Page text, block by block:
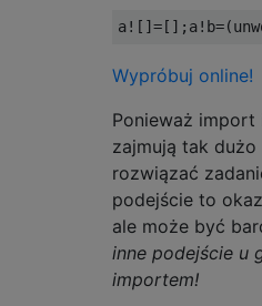
a![]=[]; a! b=(
Wypróbuj online!
Ponieważ import
zajmują tak dużo
rozwiązać
podejście to
ale może być
inne podejście u
importem!